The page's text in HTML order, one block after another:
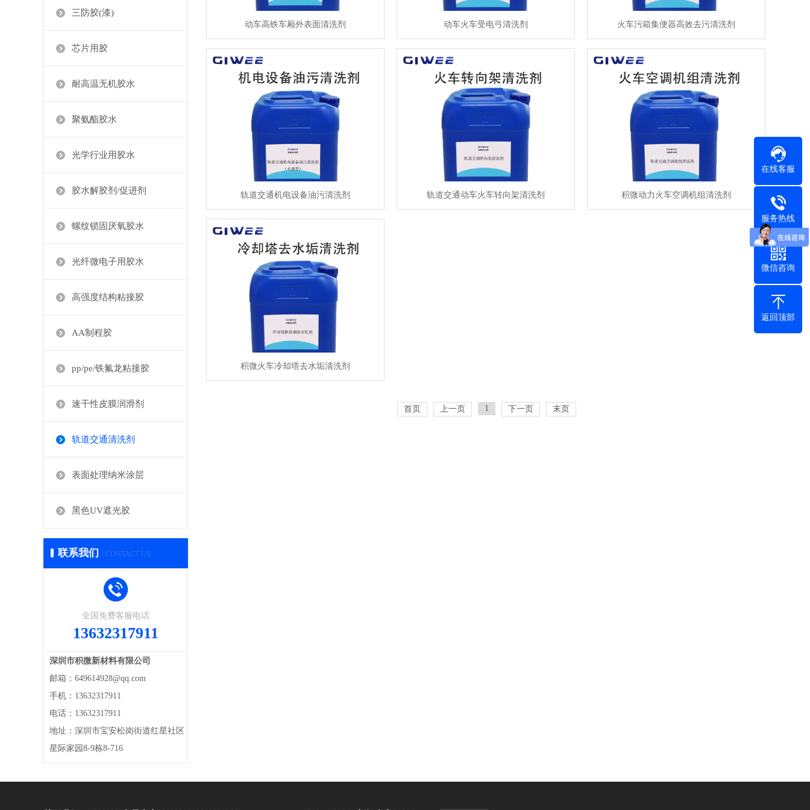
三防胶(漆)
芯片用胶
耐高温无机胶水
聚氨酯胶水
光学行业用胶水
胶水解胶剂/促进剂
螺纹锁固厌氧胶水
光纤微电子用胶水
高强度结构粘接胶
AA制程胶
pp/pe/铁氟龙粘接胶
速干性皮膜润滑剂
轨道交通清洗剂
表面处理纳米涂层
黑色UV遮光胶
联系我们 / CONTACT US
全国免费客服电话
13632317911
深圳市积微新材料有限公司
邮箱：649614928@qq.com
手机：13632317911
电话：13632317911
地址：深圳市宝安松岗街道红星社区
星际家园8-9栋8-716
动车高铁车厢外表面清洗剂 动车火车受电弓清洗剂 火车污箱集便器高效去污清洗剂
轨道交通机电设备油污清洗剂 轨道交通动车火车转向架清洗剂 积微动力火车空调机组清洗剂
积微火车冷却塔去水垢清洗剂
首页 上一页 1 下一页 末页
在线客服
服务热线
微信咨询
返回顶部